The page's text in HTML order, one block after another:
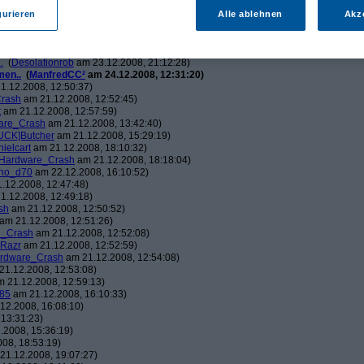
am 23.12.2008, 08:25:26)
(Desolationrob am 23.12.2008, 21:12:28)
(ManfredCC² am 24.12.2008, 12:31:20)
12:50:37)
am 21.12.2008, 12:52:45)
am 21.12.2008, 12:57:59)
am 21.12.2008, 13:42:40)
am 21.12.2008, 15:29:19)
am 21.12.2008, 18:10:32)
Hardware_Crash am 21.12.2008, 18:18:04)
am 22.12.2008, 16:10:52)
12:47:48)
12:49:18)
am 21.12.2008, 12:50:52)
am 21.12.2008, 12:51:26)
am 21.12.2008, 12:52:08)
am 21.12.2008, 12:52:59)
am 21.12.2008, 12:54:08)
12:53:08)
21.12.2008, 12:59:13)
am 21.12.2008, 16:10:33)
16:08:10)
15:36:19)
18:53:19)
19:07:27)
Alle ablehnen